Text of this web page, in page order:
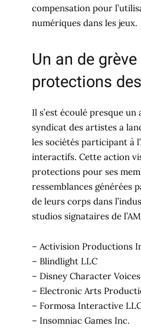
compensation pour
numériques dans les jeux.
Un an de
protections
Il s’est écoulé presque un
syndicat des artistes a
les sociétés participant à
interactifs. Cette action
protections pour ses
ressemblances générées
de leurs corps dans
studios signataires de
– Activision Productions
– Blindlight LLC
– Disney Character
– Electronic Arts
– Formosa Interactive
– Insomniac Games Inc.